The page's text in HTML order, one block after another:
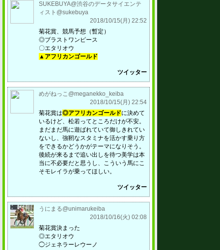
SUKEBUYA@渋谷のデータサイエンテ
ィスト@sukebuya
2018/10/15(月) 22:52
菊花賞、競馬予想（暫定）
◎ブラストワンピース
〇エタリオウ
▲アフリカンゴールド
ツイッター
めがねっこ@meganekko_keiba
2018/10/15(月) 22:54
菊花賞は◎アフリカンゴールドに決めて
いるけど、松若ってところだけが不安。
まだまだ馬に遊ばれていて御しきれてい
ないし、強靭なスタミナを活かす乗り方
をできるかどうかがテーマになりそう。
後続が来るまで追い出しを待つ美学は本
当に不必要だと思うし、こういう馬にこ
そモレイラが乗ってほしい。
ツイッター
うにまる@unimarukeiba
2018/10/16(火) 02:08
菊花賞決まった
◎エタリオウ
◯ジェネラーレウーノ